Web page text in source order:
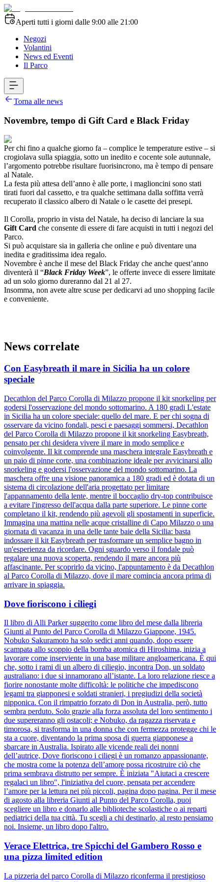
Aperti tutti i giorni dalle 9:00 alle 21:00
Negozi
Volantini
News ed Eventi
Il Parco
Torna alle news
Novembre, tempo di Gift Card e Black Friday
Per chi fino a qualche giorno fa – complice le temperature estive – si
crogiolava sulla spiaggia, sotto un inedito e cocente sole autunnale,
l’argomento potrebbe risultare fuorisincrono, ma è tempo di pensare
al Natale.
La festa più attesa dell’anno è alle porte, i maglioncini sono stati
tirati fuori dal cassetto, e tra qualche settimana dalla soffitta verrà
recuperato il classico albero di Natale o le casette dei presepi.
Il Corolla, proprio in vista del Natale, ha deciso di lanciare la sua
Gift Card che consente di essere di fare acquisti in tutti i negozi del
Parco.
Si può acquistare sia in galleria che online e può diventare una
inedita e graditissima idea regalo.
Novembre è anche il mese del Black Friday che anche quest’anno
diventerà il “Black Friday Week”, le offerte invece di essere limitate
ad un solo giorno dureranno dal 21 al 27.
Insomma, non avete altre scuse per dedicarvi ad uno shopping facile
e conveniente.
News correlate
Con Easybreath il mare in Sicilia ha un colore
speciale
Decathlon del Parco Corolla di Milazzo propone il kit snorkeling per
godersi l'osservazione del mondo sottomarino. A 180 gradi L'estate
in Sicilia ha un colore speciale: quello del mare. E per chi sogna di
osservare da vicino fondali, pesci e paesaggi sommersi, Decathlon
del Parco Corolla di Milazzo propone il kit snorkeling Easybreath,
pensato per chi desidera vivere il mare in modo semplice e
coinvolgente. Il kit comprende una maschera integrale Easybreath e
un paio di pinne corte, una combinazione ideale per avvicinarsi allo
snorkeling e godersi l'osservazione del mondo sottomarino. La
maschera offre una visione panoramica a 180 gradi ed è dotata di un
sistema di circolazione dell'aria progettato per limitare
l'appannamento della lente, mentre il boccaglio dry-top contribuisce
a evitare l'ingresso dell'acqua dalla parte superiore. Le pinne corte
completano il kit, rendendo più agevoli gli spostamenti in superficie.
Immagina una mattina nelle acque cristalline di Capo Milazzo o una
giornata di vacanza in una delle tante baie della Sicilia: basta
indossare il kit Easybreath per trasformare un semplice bagno in
un'esperienza da ricordare. Ogni sguardo verso il fondale può
regalare una nuova scoperta, rendendo il mare ancora più
affascinante. Per scoprirlo da vicino, l'appuntamento è da Decathlon
al Parco Corolla di Milazzo, dove il mare comincia ancora prima di
arrivare in spiaggia.
Dove fioriscono i ciliegi
Il libro di Alli Parker suggerito come libro del mese dalla libreria
Giunti al Punto del Parco Corolla di Milazzo Giappone, 1945.
Nobuko Sakuramoto ha solo sedici anni quando, dopo essere
scampata allo scoppio della bomba atomica di Hiroshima, inizia a
lavorare come inserviente in una base militare angloamericana. È qui
che, sotto i rami di un albero di ciliegio, incontra Don, un soldato
australiano: i due si innamorano all’istante. La loro relazione riesce a
fiorire nonostante molte difficoltà: le politiche che impediscono
legami tra giapponesi e soldati stranieri, i pregiudizi della società
nipponica. Con il rimpatrio forzato di Don in Australia, però, tutto
sembra perduto. Solo grazie alla forza assoluta del loro sentimento i
due supereranno gli ostacoli; e Nobuko, da ragazza riservata e
timorosa, si trasforma in una donna che con fermezza protegge chi le
sta a cuore, diventando la prima sposa di guerra giapponese a
sbarcare in Australia. Ispirato alle vicende reali dei nonni
dell’autrice, Dove fioriscono i ciliegi è un romanzo appassionante,
che mostra come la potenza dell’amore possa ricostruire ciò che
prima sembrava distrutto per sempre. È iniziata "Aiutaci a crescere
regalaci un libro", l'iniziativa del cuore, pensata per accendere
l’amore per la lettura nei più piccoli, pagina dopo pagina. Per il mese
di agosto alla libreria Giunti al Punto del Parco Corolla, puoi
scegliere un libro e donarlo alle biblioteche scolastiche o ai reparti
pediatrici della tua città. Tu scegli a chi destinarlo, al resto pensiamo
noi. Insieme, un libro dopo l'altro.
Verace Elettrica, tre Spicchi del Gambero Rosso e
una pizza limited edition
La pizzeria del parco Corolla di Milazzo riconferma il prestigioso